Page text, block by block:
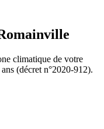
climatique de votre
(décret n°2020-912).